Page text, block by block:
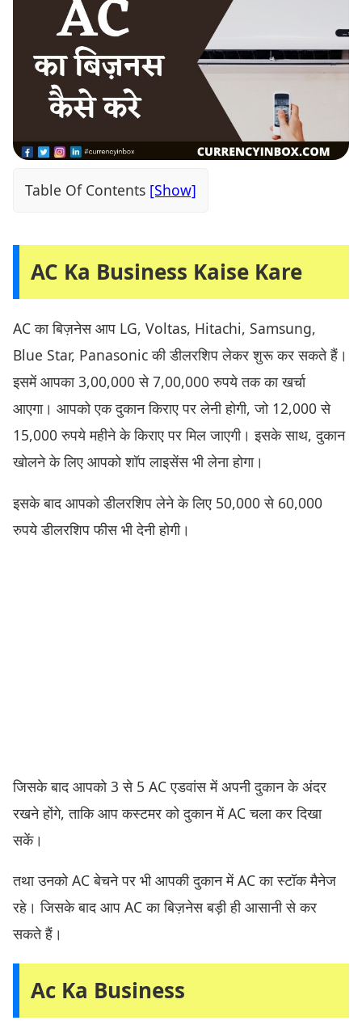
Table Of Contents
AC Ka Business Kaise Kare
AC का बिज़नेस आप LG, Voltas, Hitachi, Samsung,
Blue Star, Panasonic की डीलरशिप लेकर शुरू कर सकते हैं।
इसमें आपका 3,00,000 से 7,00,000 रुपये तक का खर्चा
आएगा। आपको एक दुकान किराए पर लेनी होगी, जो 12,000 से
15,000 रुपये महीने के किराए पर मिल जाएगी। इसके साथ, दुकान
खोलने के लिए आपको शॉप लाइसेंस भी लेना होगा।
इसके बाद आपको डीलरशिप लेने के लिए 50,000 से 60,000
रुपये डीलरशिप फीस भी देनी होगी।
जिसके बाद आपको 3 से 5 AC एडवांस में अपनी दुकान के अंदर
रखने होंगे, ताकि आप कस्टमर को दुकान में AC चला कर दिखा
सकें।
तथा उनको AC बेचने पर भी आपकी दुकान में AC का स्टॉक मैनेज
रहे। जिसके बाद आप AC का बिज़नेस बड़ी ही आसानी से कर
सकते हैं।
Ac Ka Business